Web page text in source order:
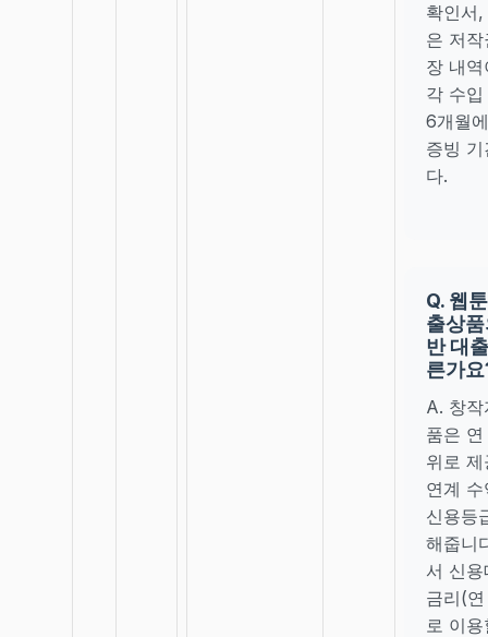
확인서
은 저
장 내
각 수
6개월
증빙
다.
Q. 웹
출상
반 대
른가
A. 창
품은
위로
연계
신용등
해줍니
서 신
금리(
로 이